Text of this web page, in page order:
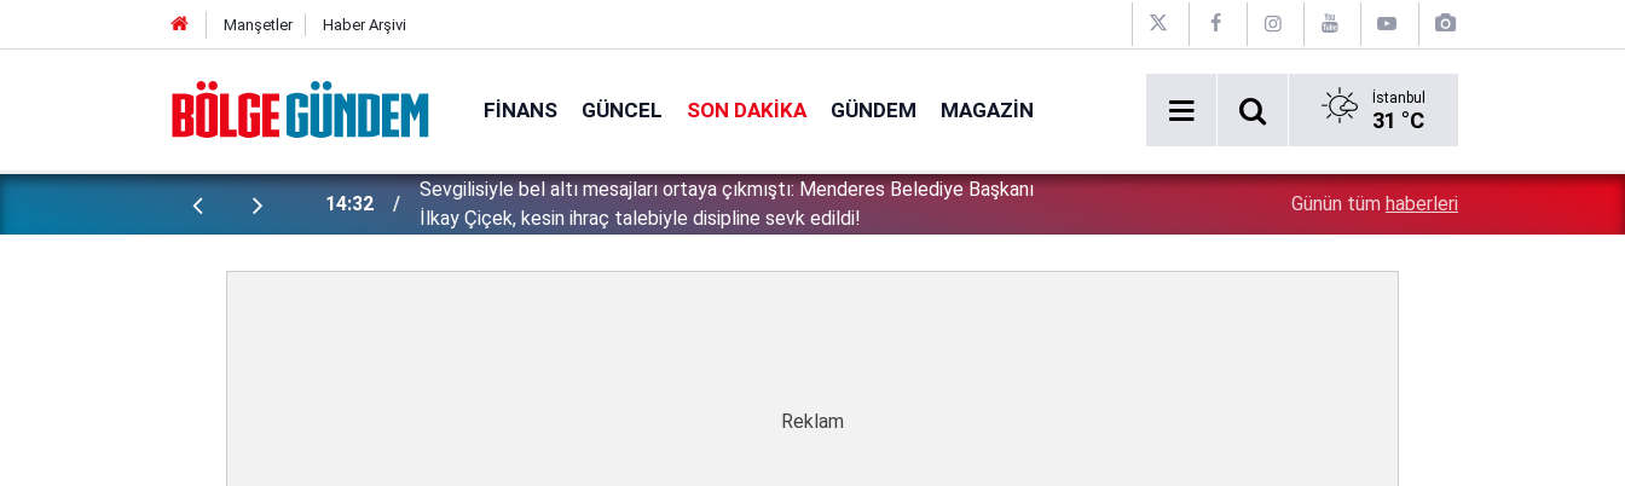
Manşetler Haber Arşivi
FINANS GÜNCEL SON DAKIKA GÜNDEM MAGAZIN İstanbul
31 °C
''Bu kepazelikler yüzünden..." 14:32
Sevgilisiyle bel altı mesajları ortaya çıkmıştı: Menderes Belediye Başkanı
İlkay Çiçek, kesin ihraç talebiyle disipline sevk edildi!
Orta Doğu'da tarihi adım: Türkiye, Suudi Arabistan ve
anlaşmasını imzaladı!
Günün tüm haberleri